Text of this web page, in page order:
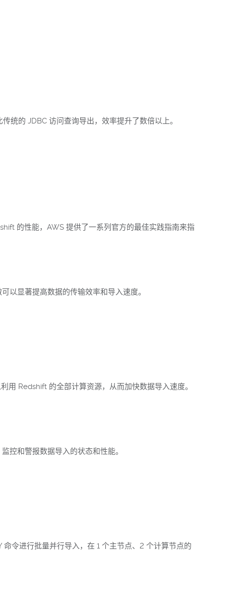
统的 JDBC 访问查询导出，效率提升了数倍以上。
的性能，AWS 提供了一系列官方的最佳实践指南来指
以显著提高数据的传输效率和导入速度。
用 Redshift 的全部计算资源，从而加快数据导入速度。
控和警报数据导入的状态和性能。
令进行批量并行导入，在 1 个主节点、2 个计算节点的